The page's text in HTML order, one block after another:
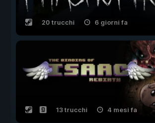
20 trucchi 6 giorni fa
13 trucchi 4 mesi fa